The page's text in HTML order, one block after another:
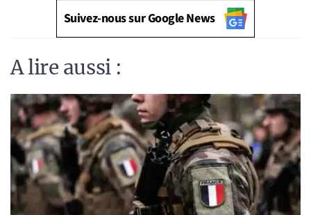
Suivez-nous sur Google News
A lire aussi :